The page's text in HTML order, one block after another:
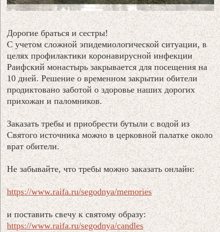
Дорогие браться и сестры!
С учетом сложной эпидемиологической ситуации, в
целях профилактики коронавирусной инфекции
Раифский монастырь закрывается для посещения на
10 дней. Решение о временном закрытии обители
продиктовано заботой о здоровье наших дорогих
прихожан и паломников.
Заказать требы и приобрести бутыли с водой из
Святого источника можно в церковной палатке около
врат обители.
Не забывайте, что требы можно заказать онлайн:
https://www.raifa.ru/segodnya/memories
и поставить свечу к святому образу:
https://www.raifa.ru/segodnya/candles